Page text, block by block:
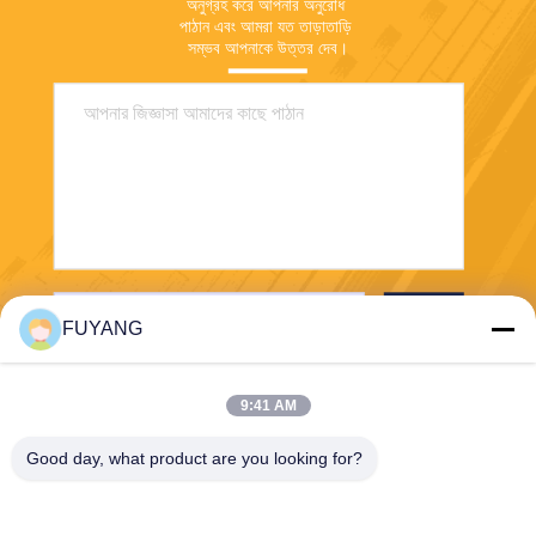
অনুগ্রহ করে আপনার অনুরোধ
পাঠান এবং আমরা যত তাড়াতাড়ি
সম্ভব আপনাকে উত্তর দেব।
FUYANG
9:41 AM
Good day, what product are you looking for?